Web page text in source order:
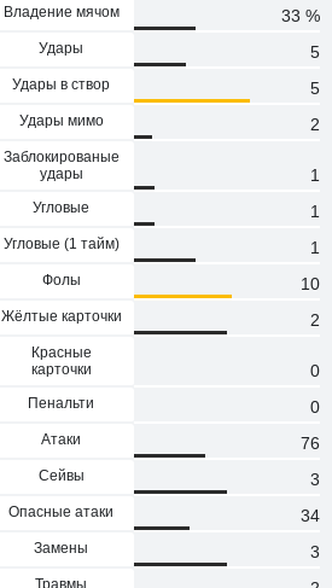
Владение мячом
33 %
Удары
5
Удары в створ
5
Удары мимо 2
Заблокированые
удары
1
Угловые
1
Угловые (1 тaйм)
1
Фолы
10
Жёлтые карточки 2
Красные
карточки
0
Пенальти
0
Атаки
76
Сейвы
3
Опасные атаки
34
Замены
3
Травмы